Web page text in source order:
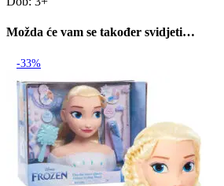
Možda će vam se također svidjeti…
-33%